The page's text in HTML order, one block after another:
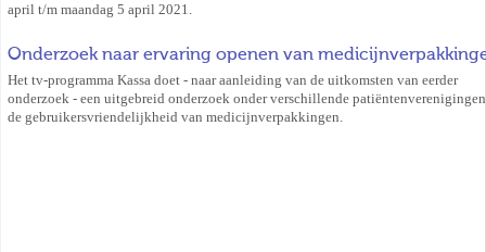
april t/m maandag 5 april 2021.
Onderzoek naar ervaring openen van
Het tv-programma Kassa doet - naar aanleiding van de uitkomsten van eerder
onderzoek - een uitgebreid onderzoek onder verschillende
de gebruikersvriendelijkheid van medicijnverpakkingen.